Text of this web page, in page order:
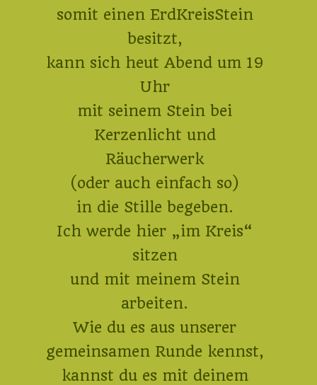
somit einen ErdKreisStein
besitzt,
kann sich heut Abend um 19
Uhr
mit seinem Stein bei
Kerzenlicht und
Räucherwerk
(oder auch einfach so)
in die Stille begeben.
Ich werde hier „im Kreis“
sitzen
und mit meinem Stein
arbeiten.
Wie du es aus unserer
gemeinsamen Runde kennst,
kannst du es mit deinem